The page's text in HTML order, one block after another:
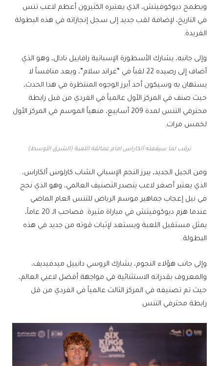
ويطمح ديوكوفيتش، الذي يعتبره الكثيرون أعظم لاعب تنس
في التاريخ، لإضافة لقب جديد إلى سجل إنجازاته في هذه البطولة
الفريدة.
وإلى جانبه، يشارك الأسطورة الإسبانية رافاييل نادال، وهو الذي
أضاف إلى رصيده 22 لقباً في “غراند سلام”، ويعد منافساً لا
يستهان به وسيكون أحد أبرز الوجوه المنتظرة في هذا الحدث،
حيث صنف في المركز الأول عالمياً في الفردي من قبل رابطة
محترفي التنس لمدة 209 أسابيع، منهياً الموسم في المركز الأول
لخمس مرات.
ترقب لما سيفعله ألكاراس امام عمالقة اللعبة (الشرق الأوسط)
ومن الجيل الجديد، يبرز النجم الإسباني الشاب كارلوس ألكاراس،
الذي يعتبر أصغر لاعب يتصدر التصنيف العالمي، وهو الذي نجح
في نيل إعجاب جماهير موسم الرياض للتنس العام الماضي
عندما هزم ديوكوفيتش في مباراة مثيرة. فصاحب الـ 20 عاماً،
يمثل مستقبل اللعبة ويستعد لإثبات قوته من جديد في هذه
البطولة.
وإلى جانب هؤلاء النجوم، يشارك الروسي دانييل ميدفيديف،
والمعروف بقدراته الاستثنائية في مواجهة أفضل لاعبي العالم،
حيث تم تصنيفه في المركز الثالث عالمياً في الفردي من قل
رابطة محترفي التنس.